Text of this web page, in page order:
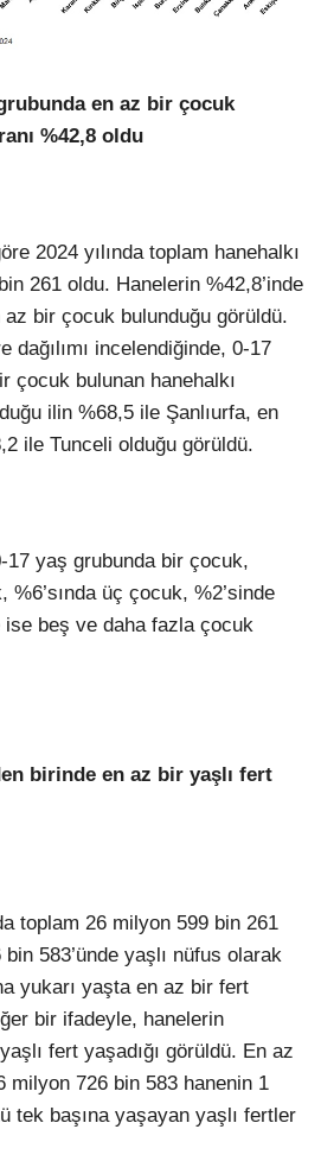
en az bir çocuk
%42,8 oldu
2024 yılında toplam hanehalkı
261 oldu. Hanelerin %42,8’inde
bir çocuk bulunduğu görüldü.
dağılımı incelendiğinde, 0-17
çocuk bulunan hanehalkı
ilin %68,5 ile Şanlıurfa, en
ile Tunceli olduğu görüldü.
17 yaş grubunda bir çocuk,
%6’sında üç çocuk, %2’sinde
ise beş ve daha fazla çocuk
birinde en az bir yaşlı fert
toplam 26 milyon 599 bin 261
583’ünde yaşlı nüfus olarak
yukarı yaşta en az bir fert
bir ifadeyle, hanelerin
fert yaşadığı görüldü. En az
milyon 726 bin 583 hanenin 1
tek başına yaşayan yaşlı fertler